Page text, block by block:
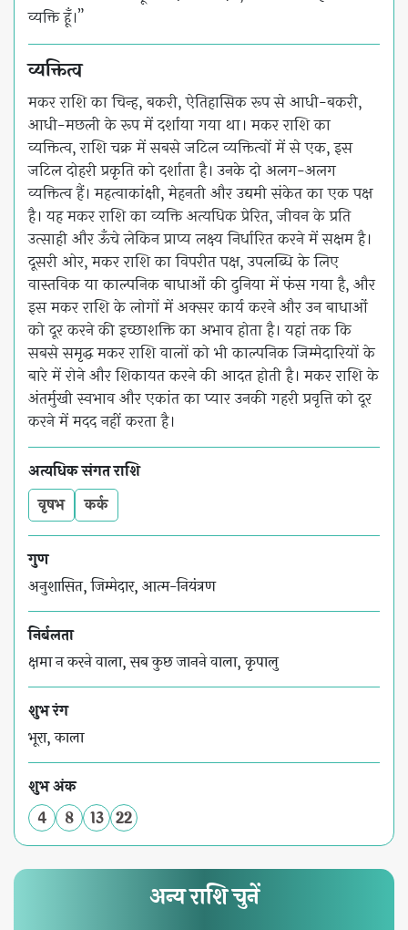
व्यक्ति हूँ।”
व्यक्तित्व
मकर राशि का चिन्ह, बकरी, ऐतिहासिक रूप से आधी-बकरी,
आधी-मछली के रूप में दर्शाया गया था। मकर राशि का
व्यक्तित्व, राशि चक्र में सबसे जटिल व्यक्तित्वों में से एक, इस
जटिल दोहरी प्रकृति को दर्शाता है। उनके दो अलग-अलग
व्यक्तित्व हैं। महत्वाकांक्षी, मेहनती और उद्यमी संकेत का एक पक्ष
है। यह मकर राशि का व्यक्ति अत्यधिक प्रेरित, जीवन के प्रति
उत्साही और ऊँचे लेकिन प्राप्य लक्ष्य निर्धारित करने में सक्षम है।
दूसरी ओर, मकर राशि का विपरीत पक्ष, उपलब्धि के लिए
वास्तविक या काल्पनिक बाधाओं की दुनिया में फंस गया है, और
इस मकर राशि के लोगों में अक्सर कार्य करने और उन बाधाओं
को दूर करने की इच्छाशक्ति का अभाव होता है। यहां तक कि
सबसे समृद्ध मकर राशि वालों को भी काल्पनिक जिम्मेदारियों के
बारे में रोने और शिकायत करने की आदत होती है। मकर राशि के
अंतर्मुखी स्वभाव और एकांत का प्यार उनकी गहरी प्रवृत्ति को दूर
करने में मदद नहीं करता है।
अत्यधिक संगत राशि
वृषभ
कर्क
गुण
अनुशासित, जिम्मेदार, आत्म-नियंत्रण
निर्बलता
क्षमा न करने वाला, सब कुछ जानने वाला, कृपालु
शुभ रंग
भूरा, काला
शुभ अंक
4
8 13 22
अन्य राशि चुनें